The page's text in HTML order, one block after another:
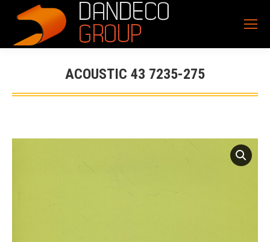
ACOUSTIC 43 7235-275